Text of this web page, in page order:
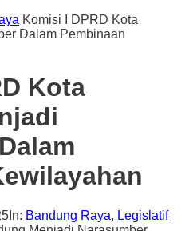
Komisi I DPRD Kota
Dalam Pembinaan
Kota
In: Bandung Raya, Legislatif